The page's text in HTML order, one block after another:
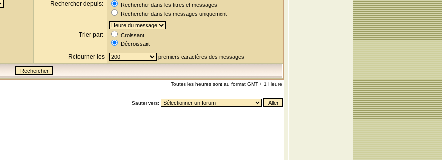
Rechercher depuis:
Rechercher dans les titres et messages
Rechercher dans les messages uniquement
Trier par:
Croissant
Décroissant
Retourner les premiers caractères des messages
Toutes les heures sont au format GMT + 1 Heure
Sauter vers: